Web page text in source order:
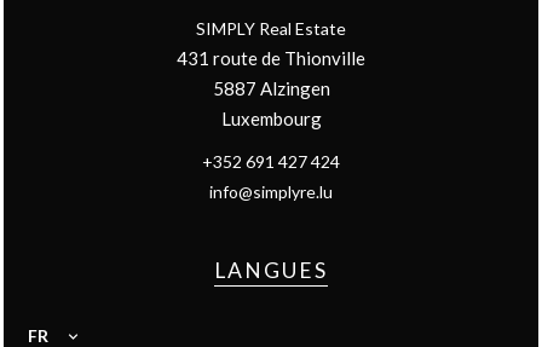
SIMPLY Real Estate
431 route de Thionville
5887 Alzingen
Luxembourg
+352 691 427 424
info@simplyre.lu
LANGUES
FR